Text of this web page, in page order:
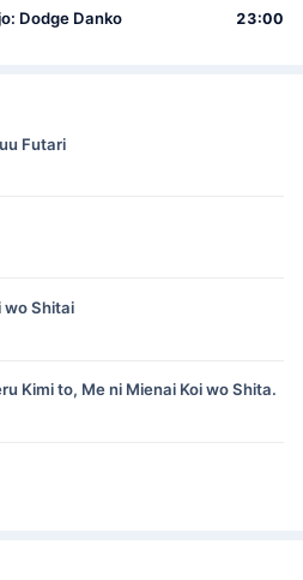
Dodge Danko 23:00
Futari
wo Shitai
Kimi to, Me ni Mienai Koi wo Shita.